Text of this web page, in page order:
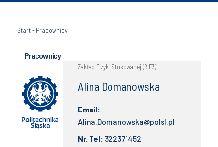
Start- Pracownicy
Pracownicy
Zakład Fizyki Stosowanej (RIF3)
Alina Domanowska
Email:
Alina.Domanowska@polsl.pl
Nr. Tel: 322371452